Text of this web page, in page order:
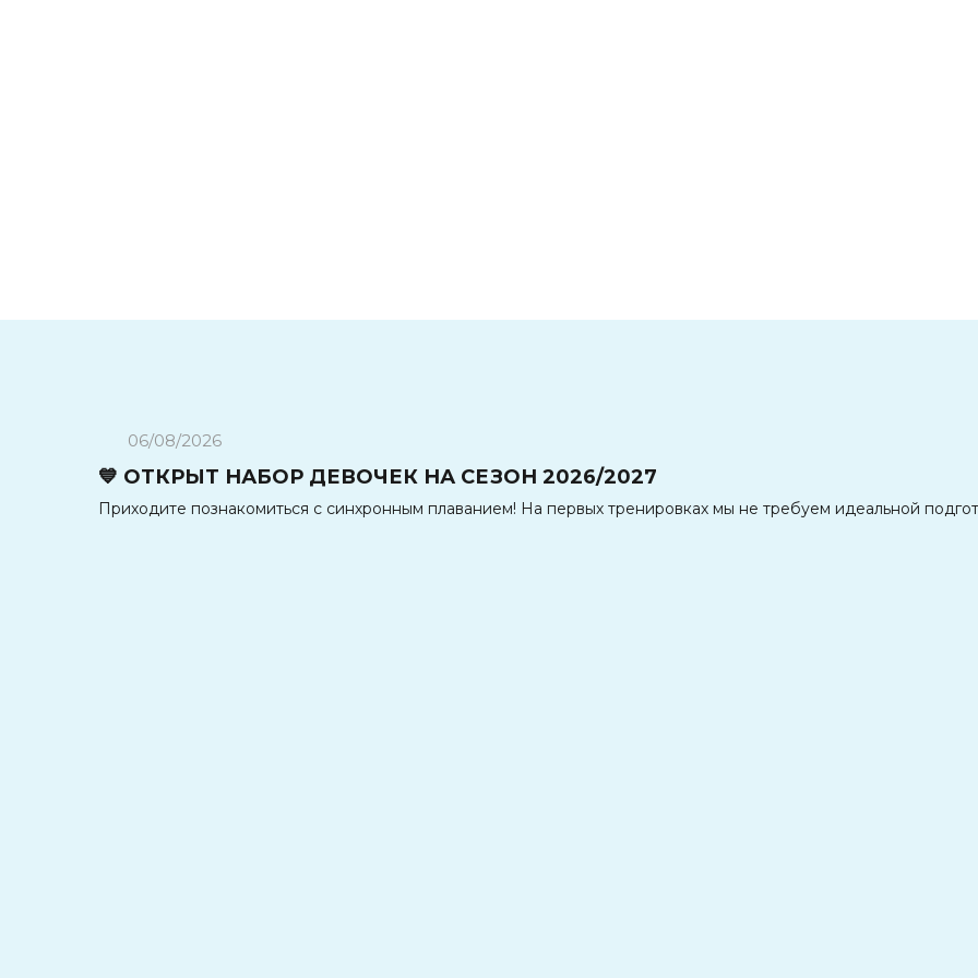
06/08/2026
💙 ОТКРЫТ НАБОР ДЕВОЧЕК НА СЕЗОН 2026/2027
Приходите познакомиться с синхронным плаванием! На первых тренировках мы не требуем идеальной